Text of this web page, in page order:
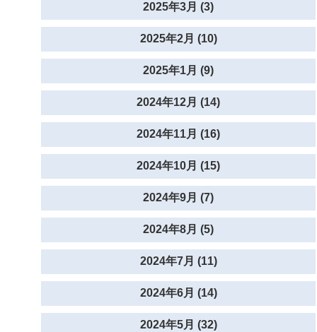
2025年3月 (3)
2025年2月 (10)
2025年1月 (9)
2024年12月 (14)
2024年11月 (16)
2024年10月 (15)
2024年9月 (7)
2024年8月 (5)
2024年7月 (11)
2024年6月 (14)
2024年5月 (32)